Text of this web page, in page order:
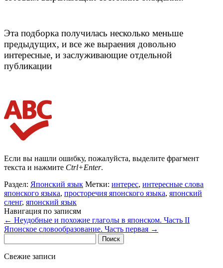
Эта подборка получилась несколько меньше
предыдущих, и все же выраения довольно
интересные, и заслуживающие отдельной
публикации
Если вы нашли ошибку, пожалуйста, выделите фрагмент
текста и нажмите Ctrl+Enter.
Раздел: Японский язык Метки: интерес, интересные слова
японского языка, просторечия японского языка, японский
сленг, японский язык
Навигация по записям
← Неудобные и похожие глаголы в японском. Часть II
Японское словообразование. Часть первая →
Свежие записи